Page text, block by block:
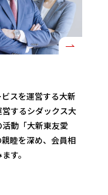
スを運営する大新
するシダックス大
動「大新東友愛
睦を深め、会員相
す。